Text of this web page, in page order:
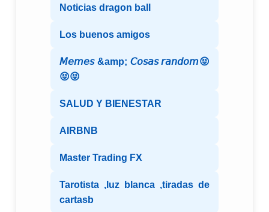
Noticias dragon ball
Los buenos amigos
𝘔𝘦𝘮𝘦𝘴 &amp; 𝘊𝘰𝘴𝘢𝘴 𝘳𝘢𝘯𝘥𝘰𝘮😝
😝😝
SALUD Y BIENESTAR
AIRBNB
Master Trading FX
Tarotista ,luz blanca ,tiradas de
cartasb